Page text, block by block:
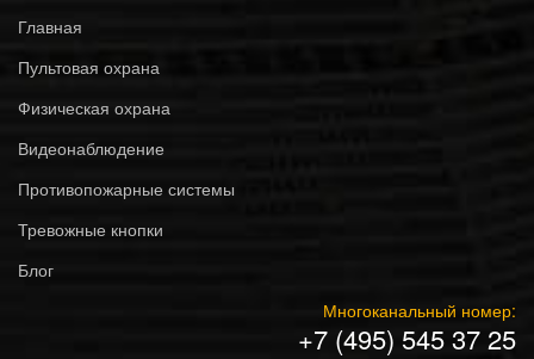
Главная
Пультовая охрана
Физическая охрана
Видеонаблюдение
Противопожарные системы
Тревожные кнопки
Блог
Многоканальный номер:
+7 (495) 545 37 25